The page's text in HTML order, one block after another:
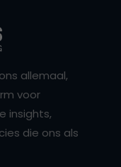
allemaal,
voor
insights,
die ons als